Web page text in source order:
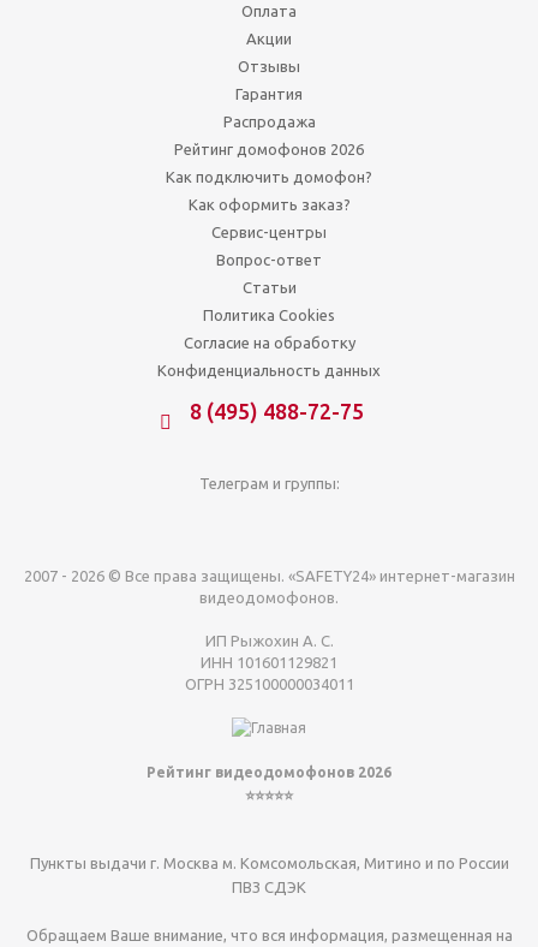
Оплата
Акции
Отзывы
Гарантия
Распродажа
Рейтинг домофонов 2026
Как подключить домофон?
Как оформить заказ?
Сервис-центры
Вопрос-ответ
Статьи
Политика Cookies
Согласие на обработку
Конфиденциальность данных
8 (495) 488-72-75
Телеграм и группы:
2007 - 2026 © Все права защищены. «SAFETY24» интернет-магазин
видеодомофонов.
ИП Рыжохин А. С.
ИНН 101601129821
ОГРН 325100000034011
Рейтинг видеодомофонов 2026
⭐⭐⭐⭐⭐
Пункты выдачи г. Москва м. Комсомольская, Митино и по России
ПВЗ СДЭК
Обращаем Ваше внимание, что вся информация, размещенная на